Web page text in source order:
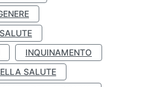
INQUINAMENTO
SALUTE